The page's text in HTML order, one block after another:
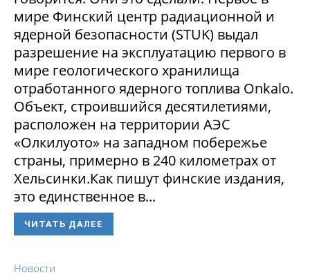
мире Финский центр радиационной и
ядерной безопасности (STUK) выдал
разрешение на эксплуатацию первого в
мире геологического хранилища
отработанного ядерного топлива Onkalo.
Объект, строившийся десятилетиями,
расположен на территории АЭС
«Олкилуото» на западном побережье
страны, примерно в 240 километрах от
Хельсинки.Как пишут финские издания,
это единственное в...
ЧИТАТЬ ДАЛЕЕ
Новости